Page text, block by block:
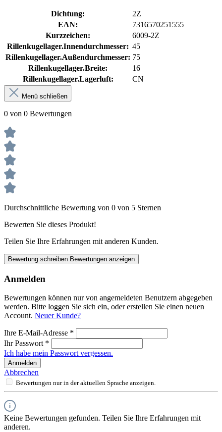
Dichtung:
2Z
EAN:
7316570251555
Kurzzeichen:
6009-2Z
Rillenkugellager.Innendurchmesser: 45
Rillenkugellager.Außendurchmesser: 75
Rillenkugellager.Breite:
16
Rillenkugellager.Lagerluft:
CN
Menü schließen
0 von 0 Bewertungen
Durchschnittliche Bewertung von 0 von 5 Sternen
Bewerten Sie dieses Produkt!
Teilen Sie Ihre Erfahrungen mit anderen Kunden.
Bewertung schreiben Bewertungen anzeigen
Anmelden
Bewertungen können nur von angemeldeten Benutzern abgegeben
werden. Bitte loggen Sie sich ein, oder erstellen Sie einen neuen
Account. Neuer Kunde?
Ihre E-Mail-Adresse *
Ihr Passwort *
Ich habe mein Passwort vergessen.
Anmelden
Abbrechen
Bewertungen nur in der aktuellen Sprache anzeigen.
Keine Bewertungen gefunden. Teilen Sie Ihre Erfahrungen mit
anderen.